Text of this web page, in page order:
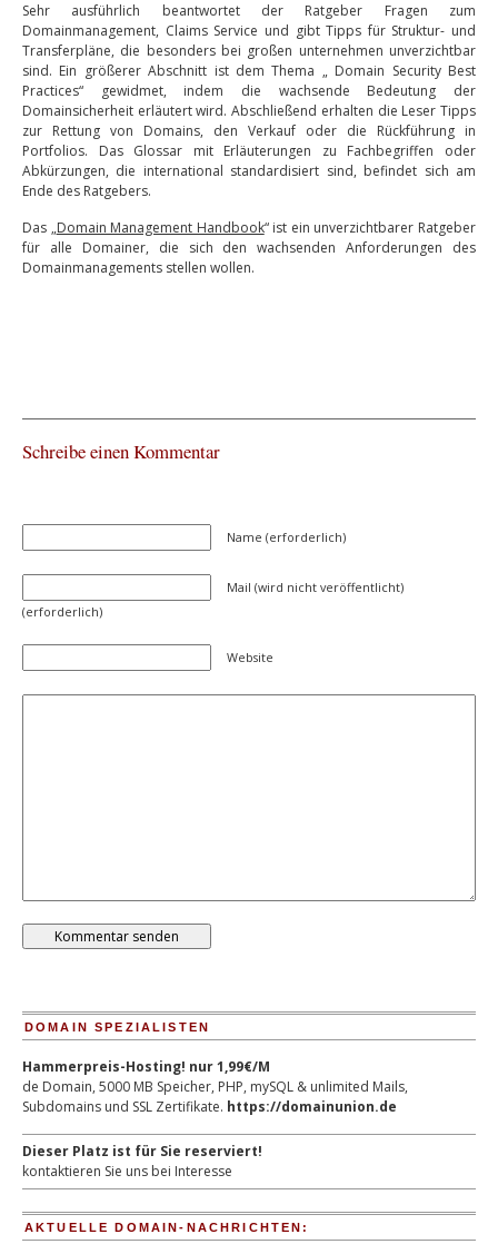
Sehr ausführlich beantwortet der Ratgeber Fragen zum
Domainmanagement, Claims Service und gibt Tipps für Struktur- und
Transferpläne, die besonders bei großen unternehmen unverzichtbar
sind. Ein größerer Abschnitt ist dem Thema „ Domain Security Best
Practices“ gewidmet, indem die wachsende Bedeutung der
Domainsicherheit erläutert wird. Abschließend erhalten die Leser Tipps
zur Rettung von Domains, den Verkauf oder die Rückführung in
Portfolios. Das Glossar mit Erläuterungen zu Fachbegriffen oder
Abkürzungen, die international standardisiert sind, befindet sich am
Ende des Ratgebers.
Das „Domain Management Handbook“ ist ein unverzichtbarer Ratgeber
für alle Domainer, die sich den wachsenden Anforderungen des
Domainmanagements stellen wollen.
Schreibe einen Kommentar
Name (erforderlich)
Mail (wird nicht veröffentlicht)
(erforderlich)
Website
DOMAIN SPEZIALISTEN
Hammerpreis-Hosting! nur 1,99€/M
de Domain, 5000 MB Speicher, PHP, mySQL & unlimited Mails,
Subdomains und SSL Zertifikate. https://domainunion.de
Dieser Platz ist für Sie reserviert!
kontaktieren Sie uns bei Interesse
AKTUELLE DOMAIN-NACHRICHTEN: